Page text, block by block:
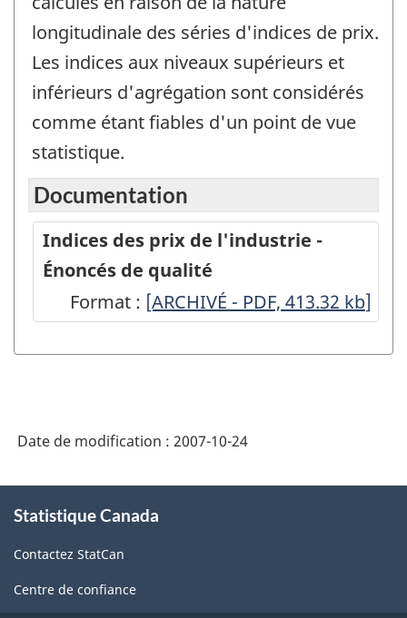
longitudinale des séries d'indices de prix.
Les indices aux niveaux supérieurs et
inférieurs d'agrégation sont considérés
comme étant fiables d'un point de vue
statistique.
Documentation
Indices des prix de l'industrie -
Énoncés de qualité
Format : Indices
prix
-
Énoncés
de
[ARCHIVÉ - PDF, 413.32 kb]
Date de modification : 2007-10-24
propos
ce
site
Statistique Canada
Contactez StatCan
Centre de confiance